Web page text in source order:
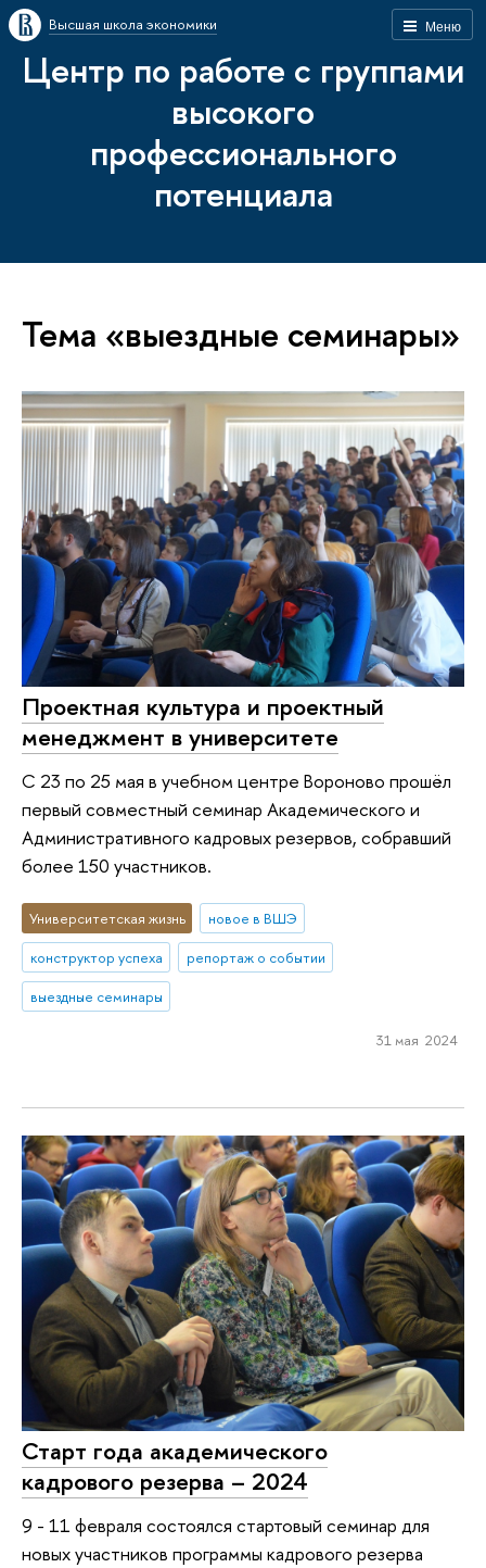
Меню
Высшая школа экономики
Центр по работе с группами
высокого
профессионального
потенциала
Тема «выездные семинары»
Проектная культура и проектный
менеджмент в университете
С 23 по 25 мая в учебном центре Вороново прошёл
первый совместный семинар Академического и
Административного кадровых резервов, собравший
более 150 участников.
Университетская жизнь
новое в ВШЭ
конструктор успеха
репортаж о событии
выездные семинары
31 мая 2024
Старт года академического
кадрового резерва – 2024
9 - 11 февраля состоялся стартовый семинар для
новых участников программы кадрового резерва